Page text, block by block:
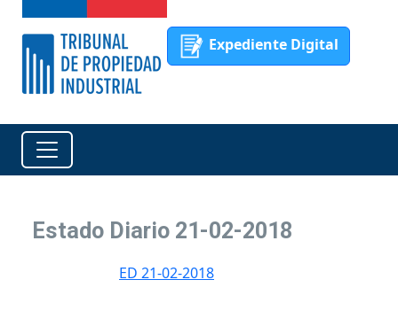
Expediente Digital
Estado Diario 21-02-2018
ED 21-02-2018